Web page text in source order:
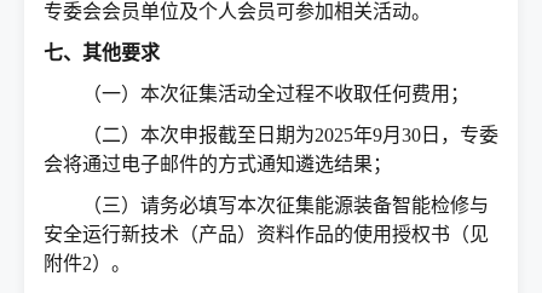
专委会会员单位及个人会员可参加相关活动。
七、其他要求
（一）本次征集活动全过程不收取任何费用；
（二）本次申报截至日期为2025年9月30日，专委
会将通过电子邮件的方式通知遴选结果；
（三）请务必填写本次征集能源装备智能检修与
安全运行新技术（产品）资料作品的使用授权书（见
附件2）。